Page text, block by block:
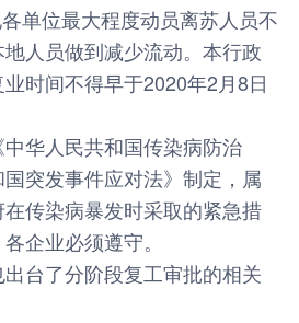
单位最大程度动员离苏人员不
人员做到减少流动。本行政
时间不得早于2020年2月8日
华人民共和国传染病防治
突发事件应对法》制定，属
传染病暴发时采取的紧急措
企业必须遵守。
台了分阶段复工审批的相关